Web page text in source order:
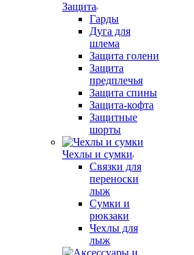
Защита
Гарды
Дуга для
шлема
Защита голени
Защита
предплечья
Защита спины
Защита-кофта
Защитные
шорты
Чехлы и сумки
Связки для
переноски
лыж
Сумки и
рюкзаки
Чехлы для
лыж